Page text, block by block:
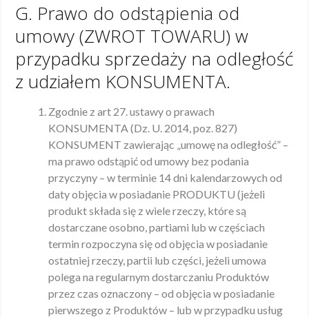
G. Prawo do odstąpienia od
umowy (ZWROT TOWARU) w
przypadku sprzedaży na odległość
z udziałem KONSUMENTA.
Zgodnie z art 27. ustawy o prawach
KONSUMENTA (Dz. U. 2014, poz. 827)
KONSUMENT zawierając „umowę na odległość” –
ma prawo odstąpić od umowy bez podania
przyczyny – w terminie 14 dni kalendarzowych od
daty objęcia w posiadanie PRODUKTU (jeżeli
produkt składa się z wiele rzeczy, które są
dostarczane osobno, partiami lub w częściach
termin rozpoczyna się od objęcia w posiadanie
ostatniej rzeczy, partii lub części, jeżeli umowa
polega na regularnym dostarczaniu Produktów
przez czas oznaczony – od objęcia w posiadanie
pierwszego z Produktów – lub w przypadku usług